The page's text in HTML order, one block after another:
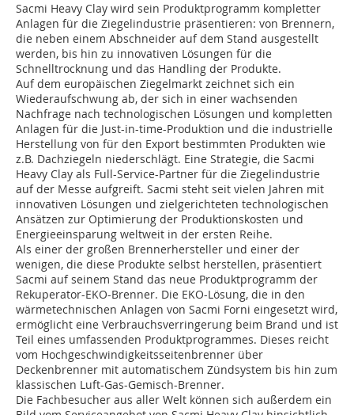
Sacmi Heavy Clay wird sein Produktprogramm kompletter
Anlagen für die Ziegelindustrie präsentieren: von Brennern,
die ­neben einem Abschneider auf dem Stand ausgestellt
werden, bis hin zu innovativen Lösungen für die
Schnelltrocknung und das Handling der Produkte.
Auf dem europäischen Ziegelmarkt zeichnet sich ein
Wiederaufschwung ab, der sich in einer wachsenden
Nachfrage nach technologischen Lösungen und kompletten
Anlagen für die Just-in-time-Produktion und die industrielle
Herstellung von für den Export bestimmten Produkten wie
z.B. Dachziegeln niederschlägt. Eine Strategie, die Sacmi
Heavy Clay als Full-Service-Partner für die Ziegelindustrie
auf der Messe aufgreift. Sacmi steht seit vielen Jahren mit
innovativen Lösungen und zielgerichteten technologischen
Ansätzen zur Optimierung der Produk­tionskosten und
Energieeinsparung weltweit in der ersten Reihe.
Als einer der großen Brennerhersteller und einer der
wenigen, die diese Produkte selbst herstellen, präsentiert
Sacmi auf seinem Stand das neue Produktprogramm der
Rekuperator-EKO-Brenner. Die EKO-Lösung, die in den
wärmetechnischen Anlagen von Sacmi Forni eingesetzt wird,
ermöglicht eine Verbrauchsverringerung beim Brand und ist
Teil eines umfassenden Produktprogrammes. Dieses reicht
vom Hochgeschwindigkeitsseitenbrenner über
Deckenbrenner mit automatischem Zündsystem bis hin zum
klassischen Luft-Gas-Gemisch-Brenner.
Die Fachbesucher aus aller Welt können sich außerdem ein